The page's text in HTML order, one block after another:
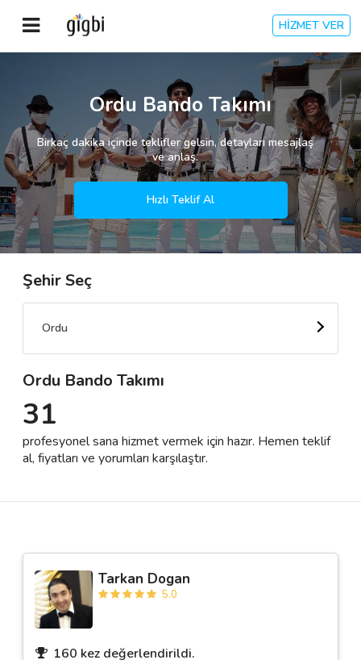
HİZMET VER
Giriş Yap
Kayıt Ol
Kategoriler
🎈 Biz Kimiz?
🌟 Müşteri Değerlendirmeleri
Destek
İletişim
Ordu Bando Takımı
Birkaç dakika içinde teklifler gelsin, detayları mesajlaş
ve anlaş.
Hızlı Teklif Al
Şehir Seç
Ordu
Ordu Bando Takımı
31
profesyonel sana hizmet vermek için hazır. Hemen teklif
al, fiyatları ve yorumları karşılaştır.
Tarkan Dogan
5.0
160 kez değerlendirildi.